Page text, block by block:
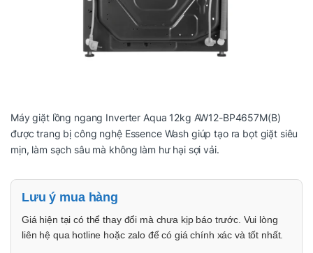
Máy giặt lồng ngang Inverter Aqua 12kg AW12-BP4657M(B)
được trang bị công nghệ Essence Wash giúp tạo ra bọt giặt siêu
mịn, làm sạch sâu mà không làm hư hại sợi vải.
Lưu ý mua hàng
Giá hiện tại có thể thay đổi mà chưa kịp báo trước. Vui lòng
liên hệ qua hotline hoặc zalo để có giá chính xác và tốt nhất.